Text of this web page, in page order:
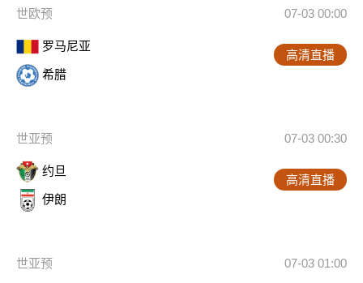
世欧预 07-03 00:00
罗马尼亚
希腊
高清直播
世亚预 07-03 00:30
约旦
伊朗
高清直播
世亚预 07-03 01:00